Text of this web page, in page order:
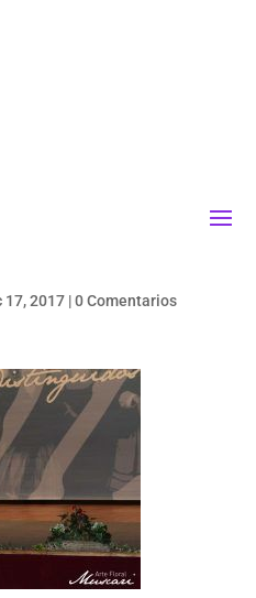
17, 2017|0 Comentarios